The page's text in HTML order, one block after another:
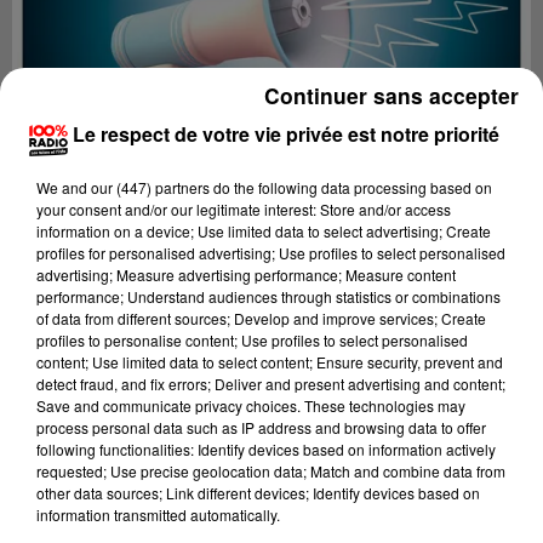
Lecture (3 min 21 sec)
100%
100% Radio les infos du Lot
Le respect de votre vie privée est notre priorité
We and our (447) partnersdo the following data processing based on
your consent and/or our legitimate interest: Store and/or access
information on a device; Use limited data to select advertising; Create
profiles for personalised advertising; Use profiles to select personalised
advertising; Measure advertising performance; Measure content
performance; Understand audiences through statistics or combinations
of data from different sources; Develop and improve services; Create
profiles to personalise content; Use profiles to select personalised
content; Use limited data to select content; Ensure security, prevent and
detect fraud, and fix errors; Deliver and present advertising and content;
Save and communicate privacy choices. These technologies may
process personal data such as IP address and browsing data to offer
following functionalities: Identify devices based on information actively
requested; Use precise geolocation data; Match and combine data from
other data sources; Link different devices; Identify devices based on
information transmitted automatically.
Continuer sans accepter